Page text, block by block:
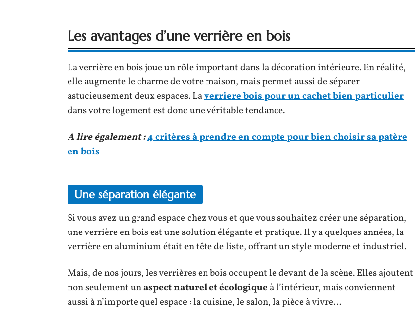
Les avantages d’une verrière en bois
La verrière en bois joue un rôle important dans la décoration intérieure. En réalité,
elle augmente le charme de votre maison, mais permet aussi de séparer
astucieusement deux espaces. Laverriere bois pour un cachet bien particulier
dans votre logement est donc une véritable tendance.
A lire également :4 critères à prendre en compte pour bien choisir sa patère
en bois
Une séparation élégante
Si vous avez un grand espace chez vous et que vous souhaitez créer une séparation,
une verrière en bois est une solution élégante et pratique. Il y a quelques années, la
verrière en aluminium était en tête de liste, offrant un style moderne et industriel.
Mais, de nos jours, les verrières en bois occupent le devant de la scène. Elles ajoutent
non seulement unaspect naturel et écologique à l’intérieur, mais conviennent
aussi à n’importe quel espace : la cuisine, le salon, la pièce à vivre…